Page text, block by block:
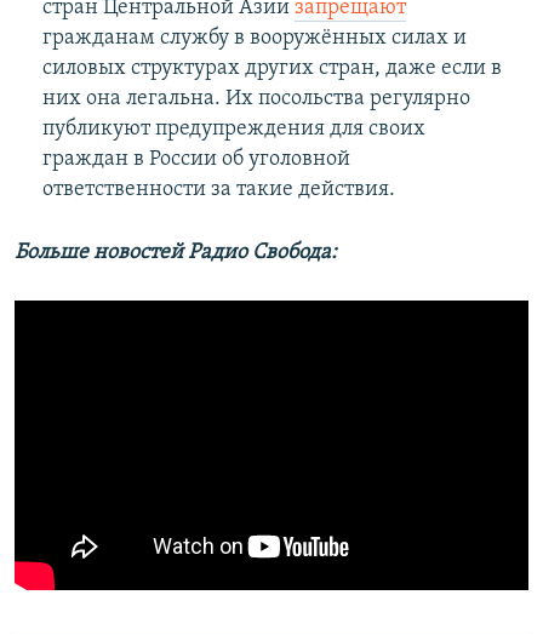
стран Центральной Азии запрещают
гражданам службу в вооружённых силах и
силовых структурах других стран, даже если в
них она легальна. Их посольства регулярно
публикуют предупреждения для своих
граждан в России об уголовной
ответственности за такие действия.
Больше новостей Радио Свобода: